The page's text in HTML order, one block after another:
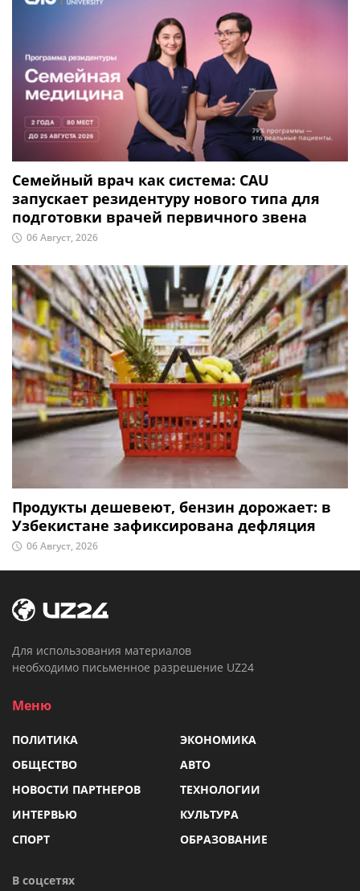
Семейный врач как система: CAU
запускает резидентуру нового типа для
подготовки врачей первичного звена
06 Август, 2026
Продукты дешевеют, бензин дорожает: в
Узбекистане зафиксирована дефляция
06 Август, 2026
Для использования материалов
необходимо письменное разрешение UZ24
Меню
ПОЛИТИКА
ЭКОНОМИКА
ОБЩЕСТВО
АВТО
НОВОСТИ ПАРТНЕРОВ
ТЕХНОЛОГИИ
ИНТЕРВЬЮ
КУЛЬТУРА
СПОРТ
ОБРАЗОВАНИЕ
В соцсетях